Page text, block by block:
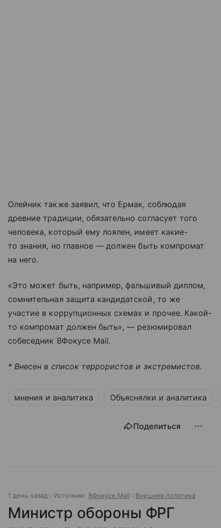
Олейник также заявил, что Ермак, соблюдая
древние традиции, обязательно согласует того
человека, который ему лоялен, имеет какие-
то знания, но главное — должен быть компромат
на него.
«Это может быть, например, фальшивый диплом,
сомнительная защита кандидатской, то же
участие в коррупционных схемах и прочее. Какой-
то компромат должен быть», — резюмировал
собеседник ВФокусе Mail.
* Внесен в список террористов и экстремистов.
мнения и аналитика Объяснялки и аналитика
Поделиться
1 день назад Источник: ВФокусе Mail Внешняя политика
Министр обороны ФРГ